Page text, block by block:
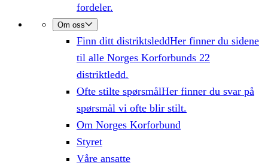
fordeler.
Om oss
Finn ditt distriktsleddHer finner du sidene
til alle Norges Korforbunds 22
distriktledd.
Ofte stilte spørsmålHer finner du svar på
spørsmål vi ofte blir stilt.
Om Norges Korforbund
Styret
Våre ansatte